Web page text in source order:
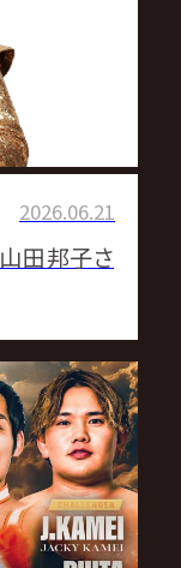
かない」
2026.06.21
田邦子さ